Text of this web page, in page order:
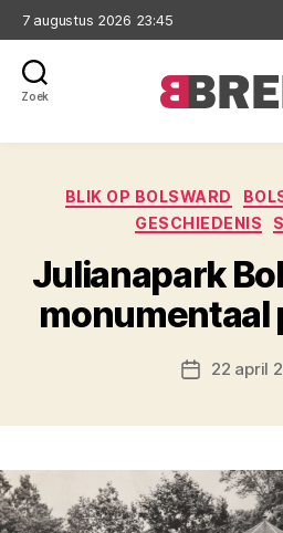
7 augustus 2026 23:45
Zoek
BLIK OP BOLSWARD
GESCHIEDENIS
Julianapark
monumentaal
22 april